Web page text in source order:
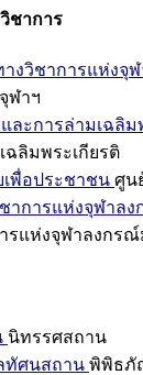
ชาการ
งวิชาการแห่งจุฬ
ฬาฯ
ละการล่ามเฉลิม
ฉลิมพระเกียรติ
พื่อประชาชน ศูน
าการแห่งจุฬาล
รแห่งจุฬาลงกร
นิทรรศสถาน
ศนสถาน พิพิธภั